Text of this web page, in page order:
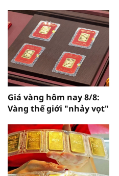
Giá vàng hôm nay 8/8:
Vàng thế giới "nhảy vọt"